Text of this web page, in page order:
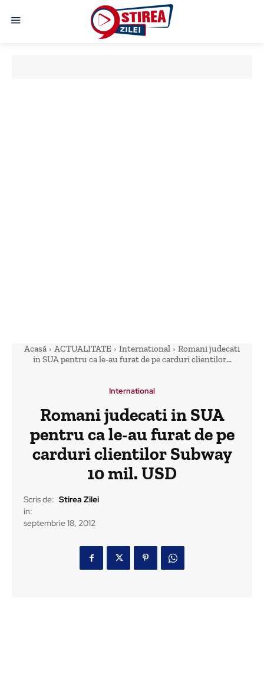
Acasă ACTUALITATE International
Romani judecati
in SUA pentru ca le-au furat de pe carduri clientilor...
International
Romani judecati in SUA
pentru ca le-au furat de pe
carduri clientilor Subway
10 mil. USD
Scris de: Stirea Zilei
in:
septembrie 18, 2012